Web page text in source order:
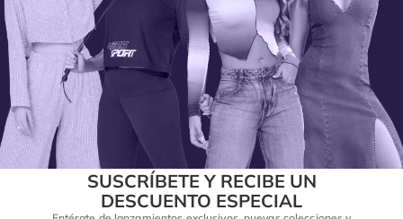
SUSCRÍBETE Y RECIBE UN
DESCUENTO ESPECIAL